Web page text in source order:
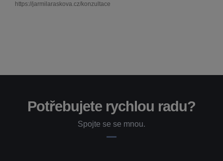
https://jarmilaraskova.cz/konzultace
Potřebujete rychlou radu?
Spojte se se mnou.